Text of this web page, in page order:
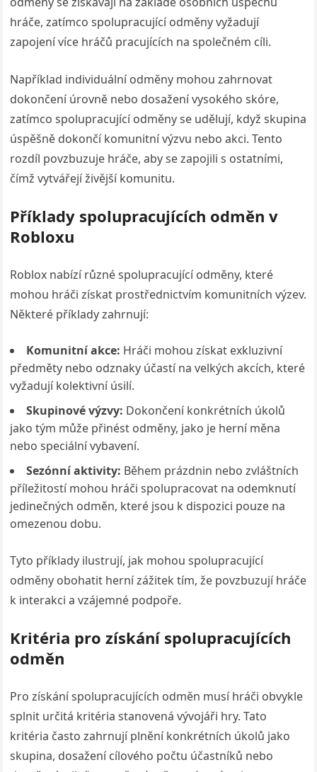
hráče, zatímco spolupracující odměny vyžadují
zapojení více hráčů pracujících na společném cíli.
Například individuální odměny mohou zahrnovat
dokončení úrovně nebo dosažení vysokého skóre,
zatímco spolupracující odměny se udělují, když skupina
úspěšně dokončí komunitní výzvu nebo akci. Tento
rozdíl povzbuzuje hráče, aby se zapojili s ostatními,
čímž vytvářejí živější komunitu.
Příklady spolupracujících odměn v
Robloxu
Roblox nabízí různé spolupracující odměny, které
mohou hráči získat prostřednictvím komunitních výzev.
Některé příklady zahrnují:
Komunitní akce: Hráči mohou získat exkluzivní
předměty nebo odznaky účastí na velkých akcích, které
vyžadují kolektivní úsilí.
Skupinové výzvy: Dokončení konkrétních úkolů
jako tým může přinést odměny, jako je herní měna
nebo speciální vybavení.
Sezónní aktivity: Během prázdnin nebo zvláštních
příležitostí mohou hráči spolupracovat na odemknutí
jedinečných odměn, které jsou k dispozici pouze na
omezenou dobu.
Tyto příklady ilustrují, jak mohou spolupracující
odměny obohatit herní zážitek tím, že povzbuzují hráče
k interakci a vzájemné podpoře.
Kritéria pro získání spolupracujících
odměn
Pro získání spolupracujících odměn musí hráči obvykle
splnit určitá kritéria stanovená vývojáři hry. Tato
kritéria často zahrnují plnění konkrétních úkolů jako
skupina, dosažení cílového počtu účastníků nebo